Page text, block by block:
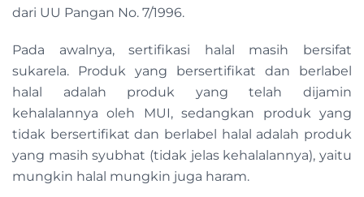
dari UU Pangan No. 7/1996.
Pada awalnya, sertifikasi halal masih bersifat
sukarela. Produk yang bersertifikat dan berlabel
halal adalah produk yang telah dijamin
kehalalannya oleh MUI, sedangkan produk yang
tidak bersertifikat dan berlabel halal adalah produk
yang masih syubhat (tidak jelas kehalalannya), yaitu
mungkin halal mungkin juga haram.